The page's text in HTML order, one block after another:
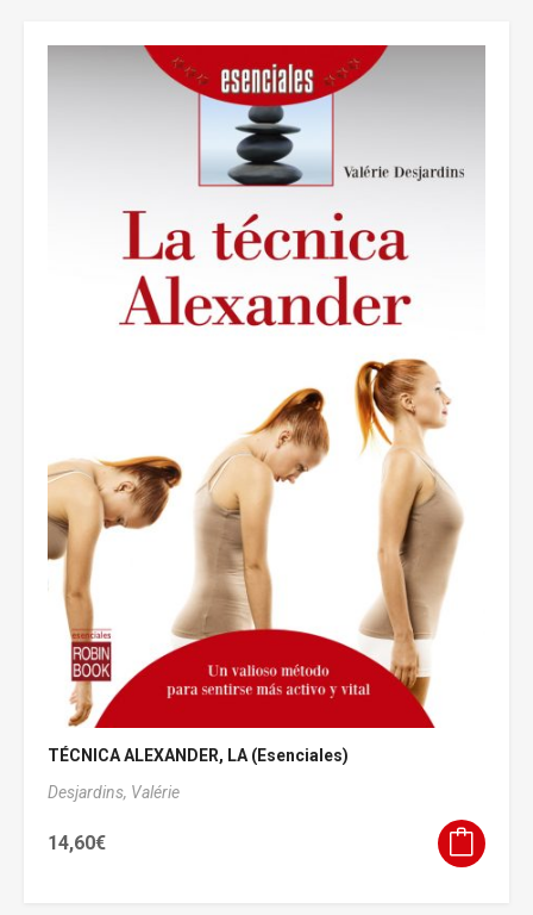
TÉCNICA ALEXANDER, LA (Esenciales)
Desjardins, Valérie
14,60€